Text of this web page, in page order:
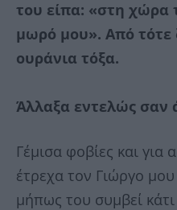
του είπα: «στη χώρα
μωρό μου». Από τότε
ουράνια τόξα.
Άλλαξα εντελώς
Γέμισα φοβίες και
έτρεχα τον Γιώργο
μήπως του συμβεί